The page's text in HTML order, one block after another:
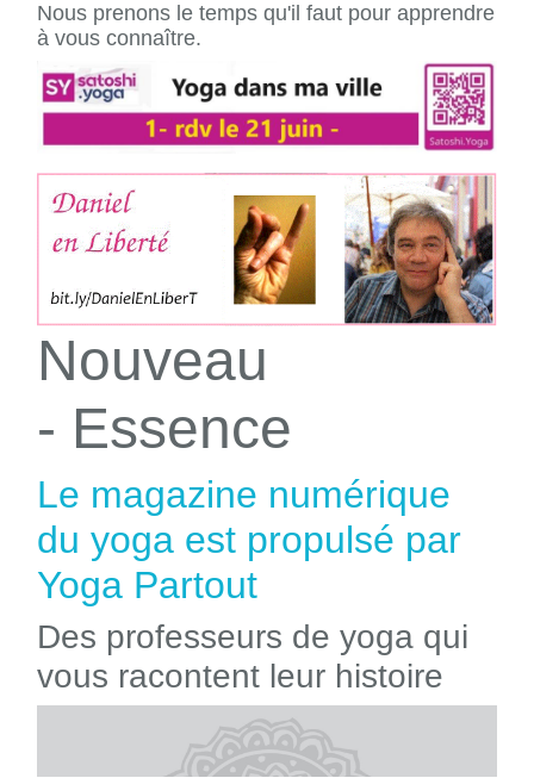
Nous prenons le temps qu'il faut pour apprendre
à vous connaître.
Nouveau
- Essence
Le magazine numérique
du yoga est propulsé par
Yoga Partout
Des professeurs de yoga qui
vous racontent leur histoire